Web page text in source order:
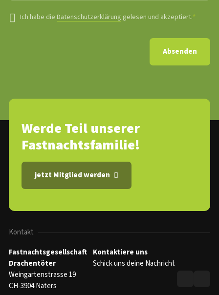
Ich habe die Datenschutzerklärung gelesen und akzeptiert.*
Werde Teil unserer
Fastnachtsfamilie!
jetzt Mitglied werden
Kontakt
Fastnachtsgesellschaft
Drachentöter
Weingartenstrasse 19
CH-3904 Naters
Kontaktiere uns
Schick uns deine Nachricht